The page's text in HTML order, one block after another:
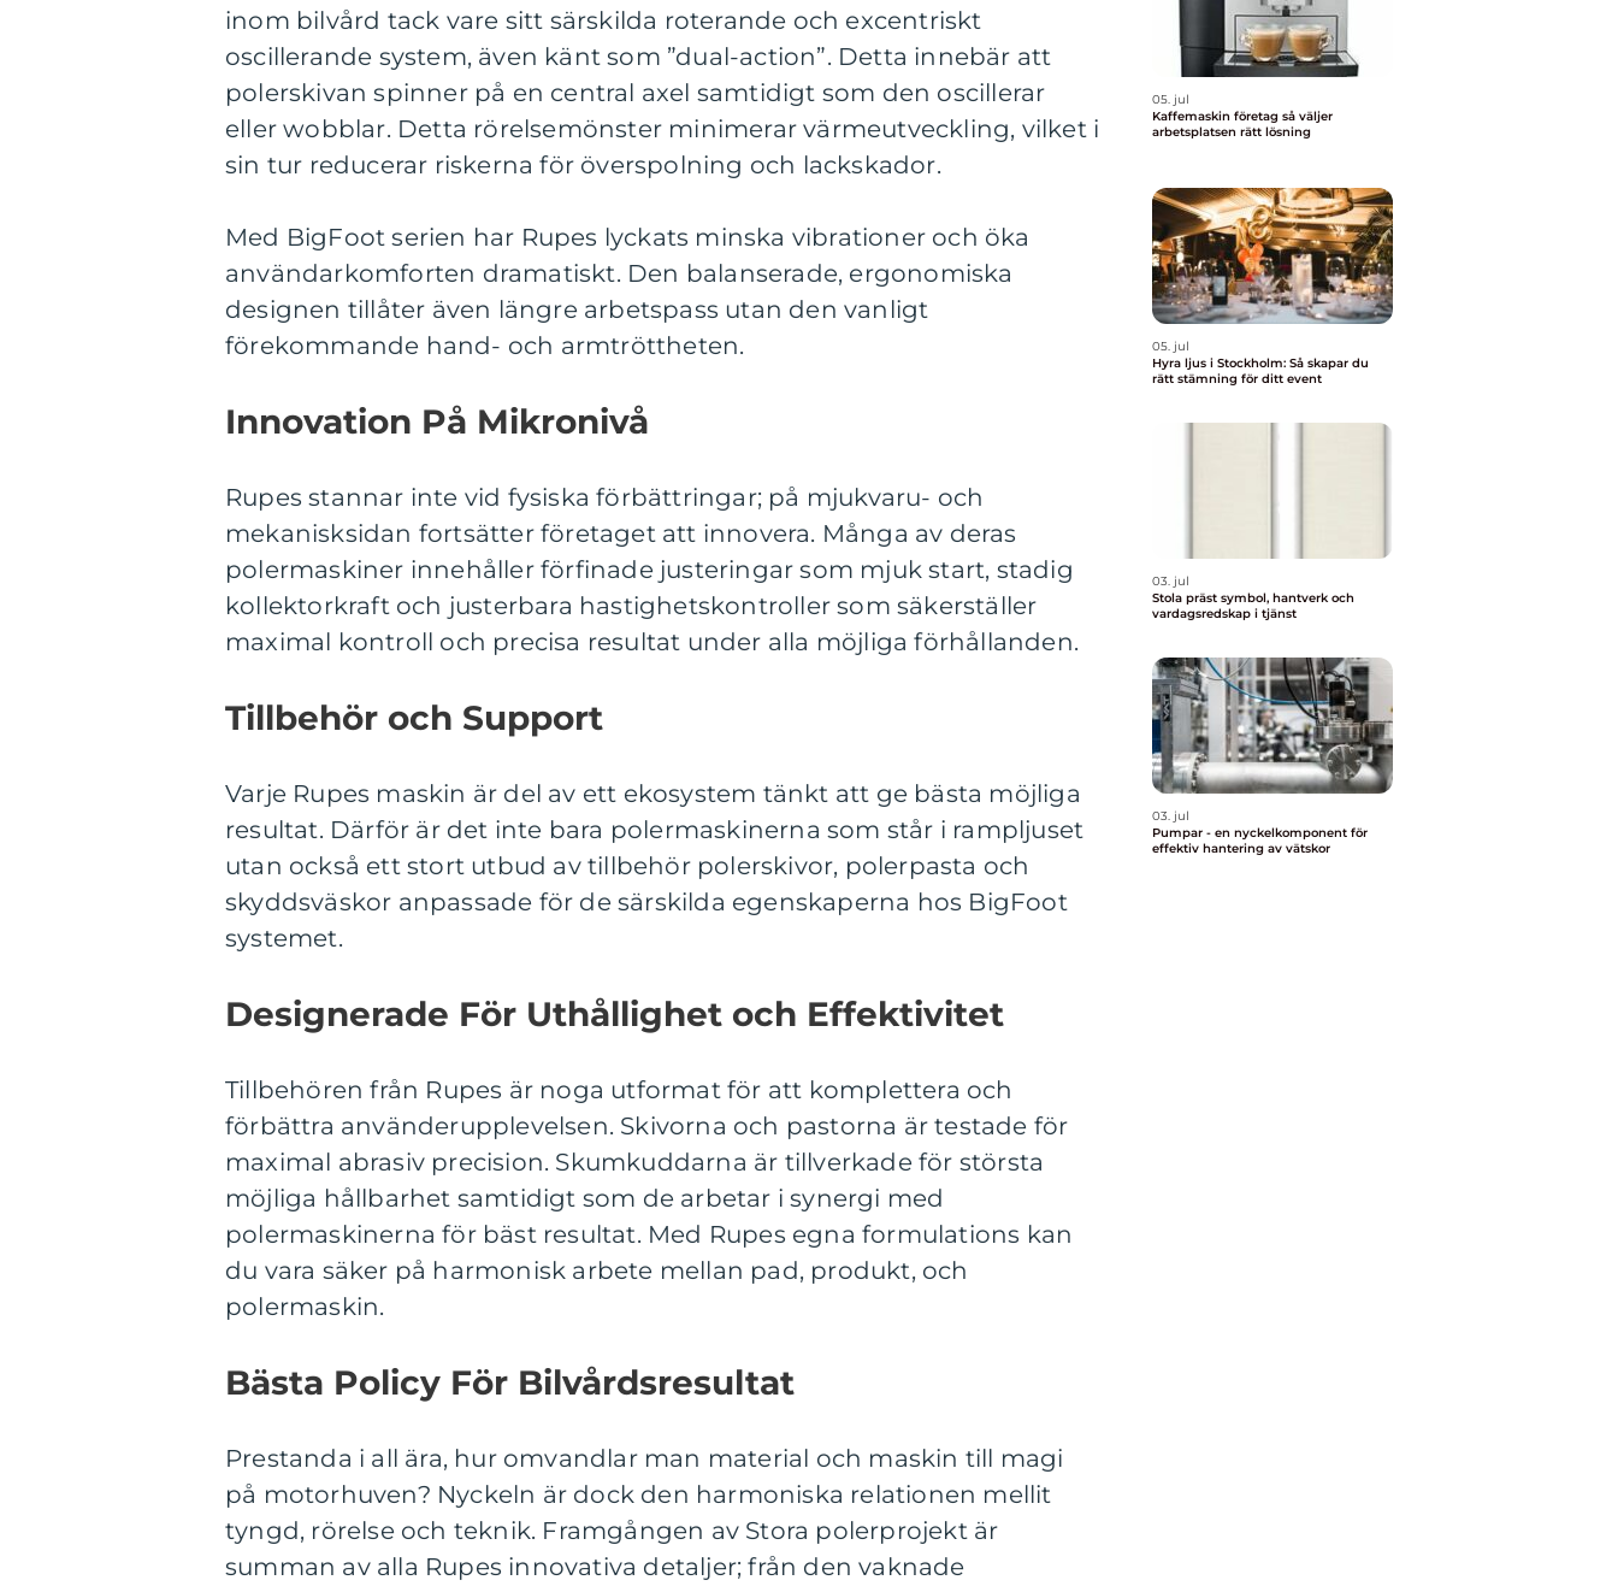
inom bilvård tack vare sitt särskilda roterande och excentriskt
oscillerande system, även känt som ”dual-action”. Detta innebär att
polerskivan spinner på en central axel samtidigt som den oscillerar
eller wobblar. Detta rörelsemönster minimerar värmeutveckling, vilket i
sin tur reducerar riskerna för överspolning och lackskador.
Med BigFoot serien har Rupes lyckats minska vibrationer och öka
användarkomforten dramatiskt. Den balanserade, ergonomiska
designen tillåter även längre arbetspass utan den vanligt
förekommande hand- och armtröttheten.
Innovation På Mikronivå
Rupes stannar inte vid fysiska förbättringar; på mjukvaru- och
mekanisksidan fortsätter företaget att innovera. Många av deras
polermaskiner innehåller förfinade justeringar som mjuk start, stadig
kollektorkraft och justerbara hastighetskontroller som säkerställer
maximal kontroll och precisa resultat under alla möjliga förhållanden.
Tillbehör och Support
Varje Rupes maskin är del av ett ekosystem tänkt att ge bästa möjliga
resultat. Därför är det inte bara polermaskinerna som står i rampljuset
utan också ett stort utbud av tillbehör polerskivor, polerpasta och
skyddsväskor anpassade för de särskilda egenskaperna hos BigFoot
systemet.
Designerade För Uthållighet och Effektivitet
Tillbehören från Rupes är noga utformat för att komplettera och
förbättra använderupplevelsen. Skivorna och pastorna är testade för
maximal abrasiv precision. Skumkuddarna är tillverkade för största
möjliga hållbarhet samtidigt som de arbetar i synergi med
polermaskinerna för bäst resultat. Med Rupes egna formulations kan
du vara säker på harmonisk arbete mellan pad, produkt, och
polermaskin.
Bästa Policy För Bilvårdsresultat
Prestanda i all ära, hur omvandlar man material och maskin till magi
på motorhuven? Nyckeln är dock den harmoniska relationen mellit
tyngd, rörelse och teknik. Framgången av Stora polerprojekt är
summan av alla Rupes innovativa detaljer; från den vaknade
05. jul
Kaffemaskin företag så väljer
arbetsplatsen rätt lösning
05. jul
Hyra ljus i Stockholm: Så skapar du
rätt stämning för ditt event
03. jul
Stola präst symbol, hantverk och
vardagsredskap i tjänst
03. jul
Pumpar - en nyckelkomponent för
effektiv hantering av vätskor